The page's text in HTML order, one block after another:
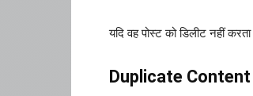
यदि वह पोस्ट को डिलीट नहीं
Duplicate